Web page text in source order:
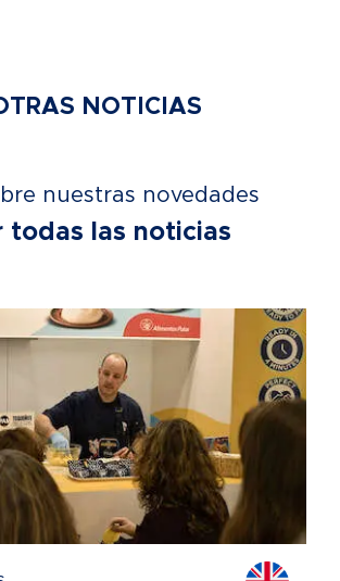
NOTICIAS
nuestras novedades
todas las noticias